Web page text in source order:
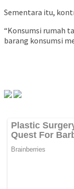
Sementara itu,
“Konsumsi rumah
barang konsumsi